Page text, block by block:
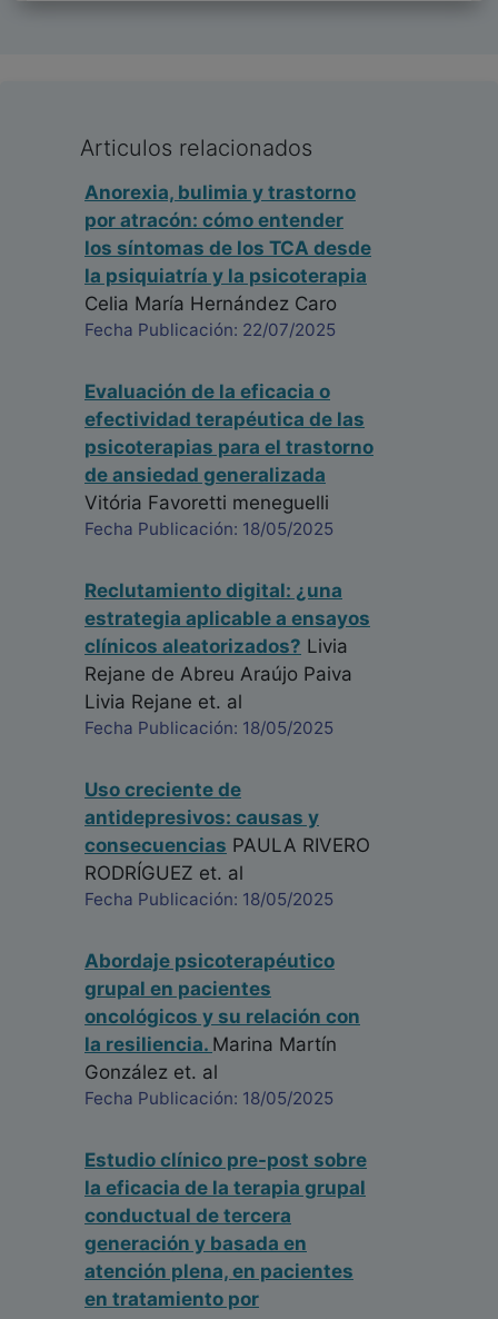
Articulos relacionados
Anorexia, bulimia y trastorno
por atracón: cómo entender
los síntomas de los TCA desde
la psiquiatría y la psicoterapia
Celia María Hernández Caro
Fecha Publicación: 22/07/2025
Evaluación de la eficacia o
efectividad terapéutica de las
psicoterapias para el trastorno
de ansiedad generalizada
Vitória Favoretti meneguelli
Fecha Publicación: 18/05/2025
Reclutamiento digital: ¿una
estrategia aplicable a ensayos
clínicos aleatorizados? Livia
Rejane de Abreu Araújo Paiva
Livia Rejane et. al
Fecha Publicación: 18/05/2025
Uso creciente de
antidepresivos: causas y
consecuencias PAULA RIVERO
RODRÍGUEZ et. al
Fecha Publicación: 18/05/2025
Abordaje psicoterapéutico
grupal en pacientes
oncológicos y su relación con
la resiliencia. Marina Martín
González et. al
Fecha Publicación: 18/05/2025
Estudio clínico pre-post sobre
la eficacia de la terapia grupal
conductual de tercera
generación y basada en
atención plena, en pacientes
en tratamiento por